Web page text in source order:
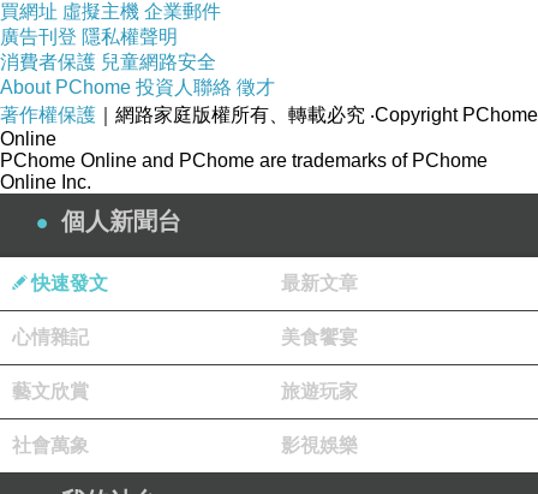
文本分析
第一段
1、〈勸學〉是一篇長文，大部分版本都有節選過，
選錄刪節之處也略有不同。然而前五段不分版本一
致照錄，第五段以後才見差異，顯示前五段的重
要，幾乎成為共識，因此本文也僅就前五段進行分
析。
2、〈勸學〉以駢詞儷句作為基礎，從多方面論述學
習的重要性，也因此每一段在形式上都進行了變
奏，內容與形式相互競逐，無比華麗。論說文本以
論理為主，然而〈勸學〉同時展現了文采，這是
《荀子》對後世文學的影響，我們不應只聆聽到
買網址 虛擬主機 企業郵件
廣告刊登 隱私權聲明
消費者保護 兒童網路安全
About PChome 投資人聯絡 徵才
著作權保護 ｜網路家庭版權所有、轉載必究 ‧Copyright PChome
Online
PChome Online and PChome are trademarks of PChome
Online Inc.
個人新聞台
快速發文 最新文章
心情雜記 美食饗宴
藝文欣賞 旅遊玩家
社會萬象 影視娛樂